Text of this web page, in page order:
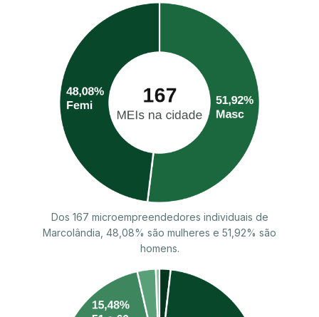
Dos 167 microempreendedores individuais de
Marcolândia, 48,08% são mulheres e 51,92% são
homens.